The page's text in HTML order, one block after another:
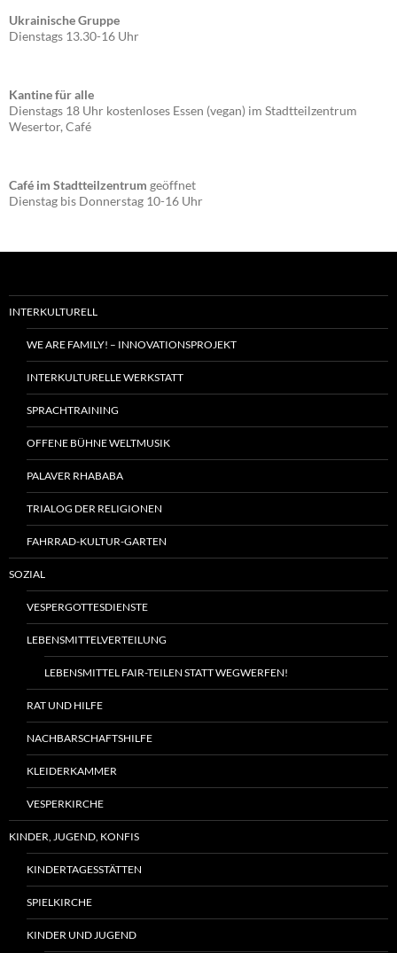
Ukrainische Gruppe
Dienstags 13.30-16 Uhr
Kantine für alle
Dienstags 18 Uhr kostenloses Essen (vegan) im Stadtteilzentrum
Wesertor, Café
Café im Stadtteilzentrum geöffnet
Dienstag bis Donnerstag 10-16 Uhr
INTERKULTURELL
WE ARE FAMILY! – INNOVATIONSPROJEKT
INTERKULTURELLE WERKSTATT
SPRACHTRAINING
OFFENE BÜHNE WELTMUSIK
PALAVER RHABABA
TRIALOG DER RELIGIONEN
FAHRRAD-KULTUR-GARTEN
SOZIAL
VESPERGOTTESDIENSTE
LEBENSMITTELVERTEILUNG
LEBENSMITTEL FAIR-TEILEN STATT WEGWERFEN!
RAT UND HILFE
NACHBARSCHAFTSHILFE
KLEIDERKAMMER
VESPERKIRCHE
KINDER, JUGEND, KONFIS
KINDERTAGESSTÄTTEN
SPIELKIRCHE
KINDER UND JUGEND